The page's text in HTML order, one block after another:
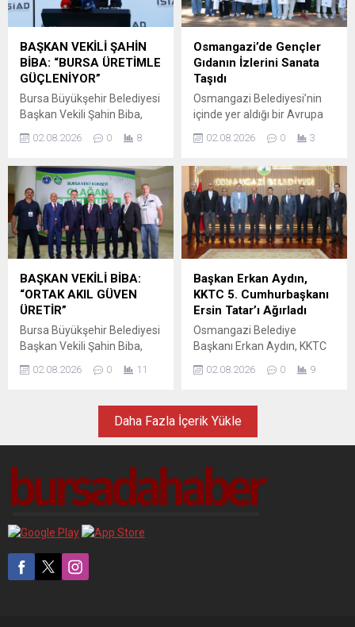
standartlarında bir turizm
destinasyonuna
dönüştürülmesi hedefi
vurgulandı. Nilüfer
Belediyesi, tarihi ve turistik
özellikleri ile öne çıkan
Gölyazı için kapsamlı bir
çalıştay düzenledi. Gölyazı
Aziz...
Okullarında geçen yıl 12.000
olan öğrenci sayımızı bu yıl
30.000’e yükselttik. 270 bin
ton asfalt çalışması yaparak
geçtiğimiz yılın aynı
dönemine göre 12...
BAŞKAN VEKİLİ ŞAHİN
BİBA: “BURSA ÜRETİMLE
GÜÇLENİYOR”
Bursa Büyükşehir Belediyesi
Başkan Vekili Şahin Biba,
İnsanları Derneği’nin
dünyasıyla kurulan güçlü
iletişime ve kurumlar arası iş
birliğine büyük önem
verdiklerini ifade etti.
İdealist Sanayici ve İş
İnsanları Derneği (İSİAD)
tarafından düzenlenen
programa Bursa Büyükşehir
Belediyesi Başkan Vekili
MHP...
02.08.2026 0 8
Osmangazi’de Gençler
Gıdanın İzlerini Sanata
Taşıdı
Osmangazi Belediyesi’nin
içinde yer aldığı bir Avrupa
CleverFood Programı
Gıda Laboratuvarı” projesi
kapsamında düzenlenen
“Gıdanın Geleceği İçin
Tasarım Atölyesi: Dönüşen
İzler ve Ritim” etkinliği,
gençleri sanatın yaratıcı
dünyasıyla buluştururken
gıdaya bambaşka bir
perspektiften bakmalarını
sağladı. Sürdürülebilir kent
vizyonu doğrultusunda gıda
politikalarına yönelik
çalışmalarını kararlılıkla...
02.08.2026 0 3
BAŞKAN VEKİLİ BİBA:
“ORTAK AKIL GÜVEN
ÜRETİR”
Bursa Büyükşehir Belediyesi
Başkan Vekili Şahin Biba,
Genel Kurulu’nda yaptığı
güçlü şehirlerin olmazsa
olmazı olduğunu belirterek,
“Birlikte ortaya koyacağımız
ilerleyeceğiz” dedi. Genel
kurulda Bursa Kent Konseyi
seçildi. Meslek odaları,
sendikalar, muhtarlıklar ve
sivil toplum kuruluşlarının...
02.08.2026 0 11
Başkan Erkan Aydın,
KKTC 5. Cumhurbaşkanı
Ersin Tatar’ı Ağırladı
Osmangazi Belediye
Başkanı Erkan Aydın, KKTC
Tatar’ı makamında konuk
KKTC arasındaki ortak tarih,
kültür ve dayanışma
vurgulandı. Osmangazi
Cumhuriyeti (KKTC) 5.
Cumhurbaşkanı Ersin Tatar’ı
02.08.2026 0 9
Daha Fazla İçerik Yükle